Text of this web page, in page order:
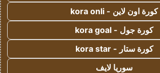
كورة اون لاين - kora onli
كورة جول - kora goal
كورة ستار - kora star
سوريا لايف